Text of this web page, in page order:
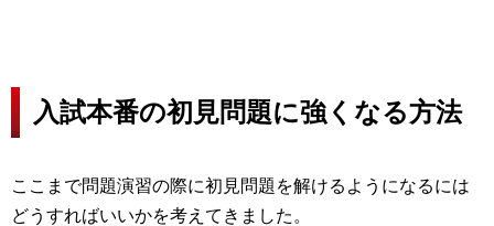
入試本番の初見問題に強くなる方法
ここまで問題演習の際に初見問題を解けるようになるには
どうすればいいかを考えてきました。